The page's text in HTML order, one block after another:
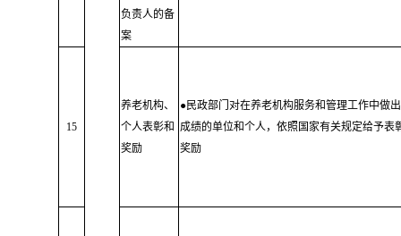
负责人的备
案
15
养老机构、
个人表彰和
奖励
●民政部门对在养老机构服务和管理工作中做
成绩的单位和个人，依照国家有关规定给予表
奖励